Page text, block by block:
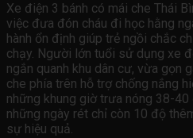
Xe điện 3 bánh có mái che Thái
việc đưa đón cháu đi học hằng
hành ổn định giúp trẻ ngồi chắc
chạy. Người lớn tuổi sử dụng xe
ngắn quanh khu dân cư, vừa gọn
che phía trên hỗ trợ chống nắng
những khung giờ trưa nóng 38-
những ngày rét chỉ còn 10 độ
sự hiệu quả.